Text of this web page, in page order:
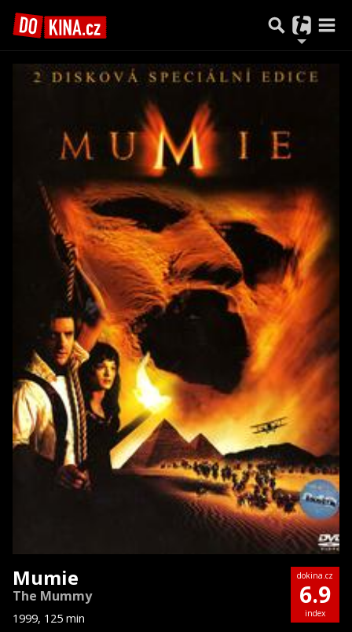
Mumie
The Mummy
1999, 125 min
dokina.cz
6.9
index